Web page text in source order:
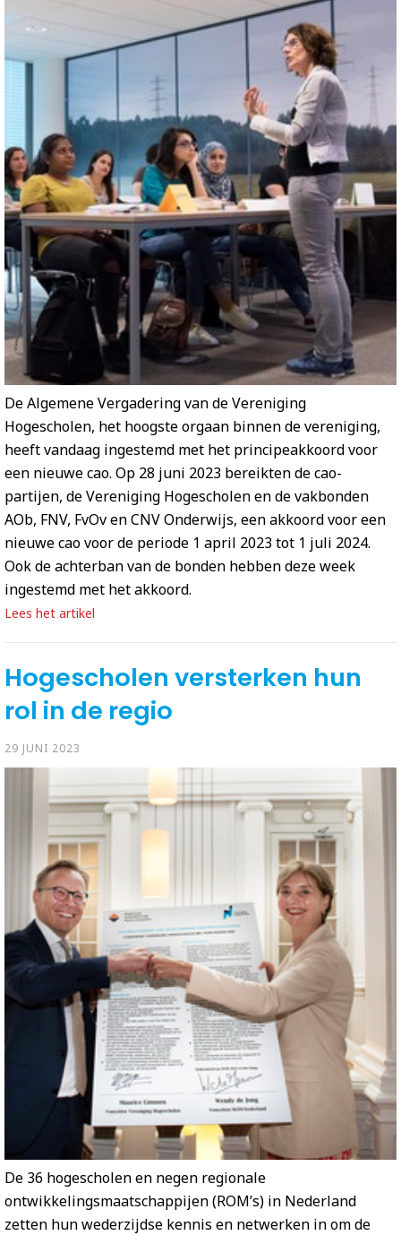
De Algemene Vergadering van de Vereniging
Hogescholen, het hoogste orgaan binnen de vereniging,
heeft vandaag ingestemd met het principeakkoord voor
een nieuwe cao. Op 28 juni 2023 bereikten de cao-
partijen, de Vereniging Hogescholen en de vakbonden
AOb, FNV, FvOv en CNV Onderwijs, een akkoord voor een
nieuwe cao voor de periode 1 april 2023 tot 1 juli 2024.
Ook de achterban van de bonden hebben deze week
ingestemd met het akkoord.
Lees het artikel
Hogescholen versterken hun
rol in de regio
29 JUNI 2023
De 36 hogescholen en negen regionale
ontwikkelingsmaatschappijen (ROM’s) in Nederland
zetten hun wederzijdse kennis en netwerken in om de